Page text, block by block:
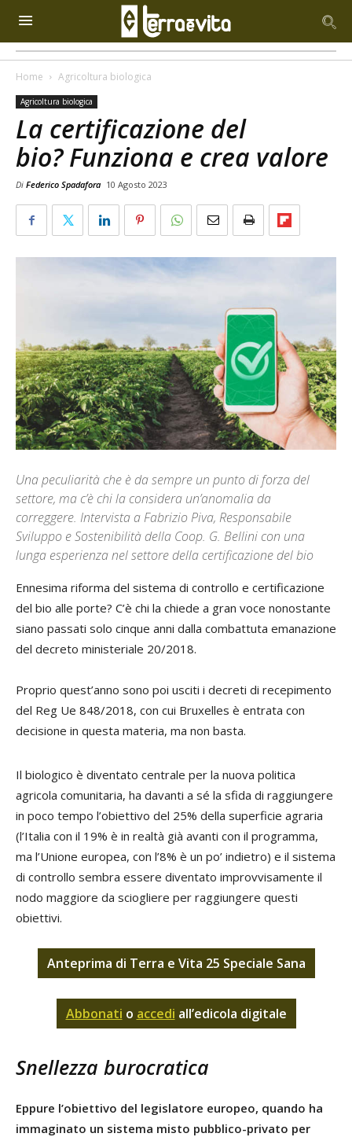
Home Agricoltura biologica
Agricoltura biologica
La certificazione del
bio? Funziona e crea valore
Di Federico Spadafora 10 Agosto 2023
Una peculiarità che è da sempre un punto di forza del
settore, ma c’è chi la considera un’anomalia da
correggere. Intervista a Fabrizio Piva, Responsabile
Sviluppo e Sostenibilità della Coop. G. Bellini con una
lunga esperienza nel settore della certificazione del bio
Ennesima riforma del sistema di controllo e certificazione
del bio alle porte? C’è chi la chiede a gran voce nonostante
siano passati solo cinque anni dalla combattuta emanazione
del decreto ministeriale 20/2018.
Proprio quest’anno sono poi usciti i decreti di recepimento
del Reg Ue 848/2018, con cui Bruxelles è entrata con
decisione in questa materia, ma non basta.
Il biologico è diventato centrale per la nuova politica
agricola comunitaria, ha davanti a sé la sfida di raggiungere
in poco tempo l’obiettivo del 25% della superficie agraria
(l’Italia con il 19% è in realtà già avanti con il programma,
ma l’Unione europea, con l’8% è un po’ indietro) e il sistema
di controllo sembra essere diventato improvvisamente il
nodo maggiore da sciogliere per raggiungere questi
obiettivi.
Anteprima di Terra e Vita 25 Speciale Sana
Abbonati o accedi all’edicola digitale
Snellezza burocratica
Eppure l’obiettivo del legislatore europeo, quando ha
immaginato un sistema misto pubblico-privato per